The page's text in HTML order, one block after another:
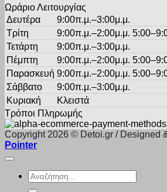
Ωράριο Λειτουργίας
Δευτέρα
9:00π.μ.–3:00μ.μ.
Τρίτη
9:00π.μ.–2:00μ.μ.
Τετάρτη
9:00π.μ.–3:00μ.μ.
Πέμπτη
9:00π.μ.–2:00μ.μ.
Παρασκευή 9:00π.μ.–2:00μ.μ.
Σάββατο
9:00π.μ.–3:00μ.μ.
Κυριακή
Κλειστά
Τρόποι Πληρωμής
Copyright 2026 © Detoi.gr / Designed
Pointer
Αναζήτηση
για: